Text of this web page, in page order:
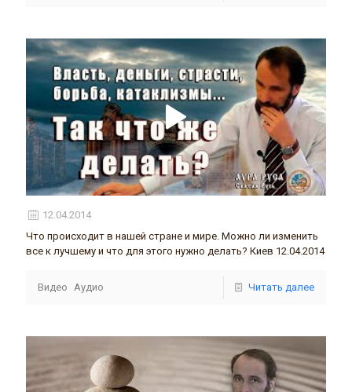
12.04.2014
Что происходит в нашей стране и мире. Можно ли изменить
все к лучшему и что для этого нужно делать? Киев 12.04.2014
Видео Аудио Читать далее